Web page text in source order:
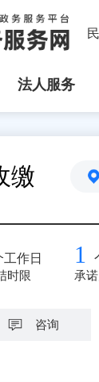
法人服务
缴
工作日
时限
1
承
咨询